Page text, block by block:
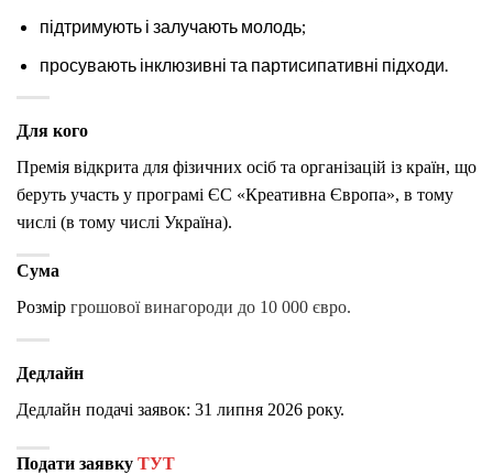
підтримують і залучають молодь;
просувають інклюзивні та партисипативні підходи.
Для кого
Премія відкрита для фізичних осіб та організацій із країн, що
беруть участь у програмі ЄС «Креативна Європа», в тому
числі (в тому числі Україна).
Сума
Розмір грошової винагороди до 10 000 євро.
Дедлайн
Дедлайн подачі заявок: 31 липня 2026 року.
Подати заявку ТУТ